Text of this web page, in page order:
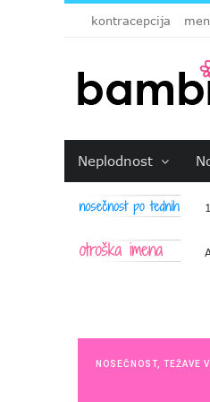
kontracepcija
Neplodnost
1
NOSEČNOST, TEŽAVE